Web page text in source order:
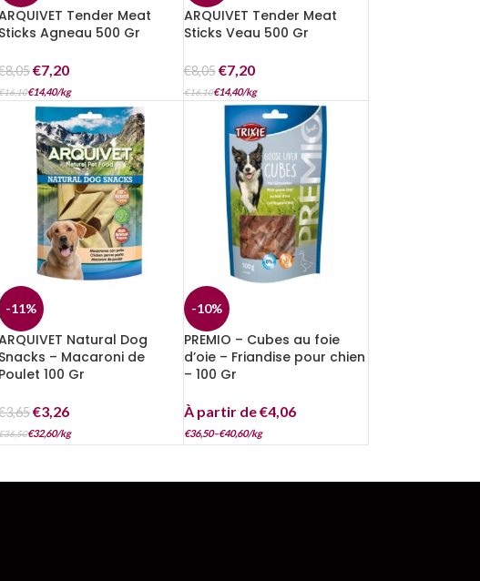
Tender Meat
Sticks Agneau 500 Gr
8,05€7,20
16,10€14,40/kg
ARQUIVET Tender Meat
Sticks Veau 500 Gr
€8,05 €7,20
€16,10€14,40/kg
-11%
Natural Dog
Snacks – Macaroni de
Poulet 100 Gr
3,65€3,26
36,50€32,60/kg
-10%
PREMIO – Cubes au foie
d’oie – Friandise pour chien
– 100 Gr
À partir de€4,06
€36,50–€40,60/kg